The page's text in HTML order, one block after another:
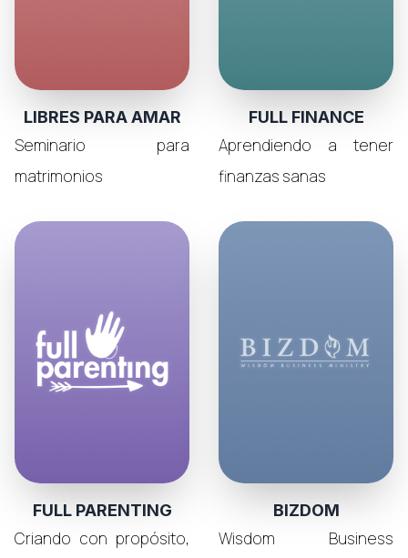
LIBRES PARA AMAR
Seminario para
matrimonios
FULL FINANCE
Aprendiendo a tener
finanzas sanas
FULL PARENTING
Criando con propósito,
BIZDOM
Wisdom Business